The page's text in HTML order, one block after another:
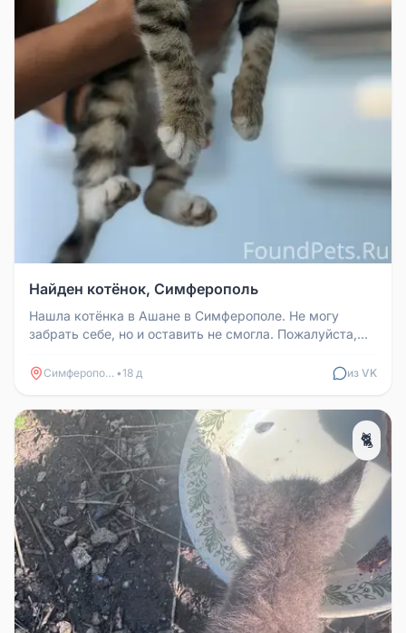
Найден котёнок, Симферополь
Нашла котёнка в Ашане в Симферополе. Не могу
забрать себе, но и оставить не смогла. Пожалуйста,
Симферополь •18 д из VK
🐈